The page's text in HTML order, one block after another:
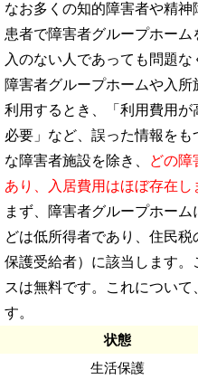
なお多くの知的障害者や精
患者で障害者グループホー
入のない人であっても問題な
障害者グループホームや入
利用するとき、「利用費用
必要」など、誤った情報を
な障害者施設を除き、
どの障
あり、入居費用はほぼ存在し
まず、障害者グループホー
どは低所得者であり、住民
保護受給者）に該当します
スは無料です。これについて
す。
状態
生活保護